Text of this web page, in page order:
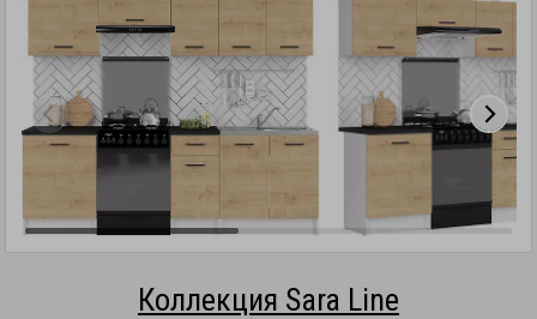
Коллекция Sara Line